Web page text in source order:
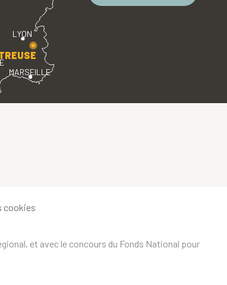
LYON
MARSEILLE
cookies
et avec le concours du Fonds National pour